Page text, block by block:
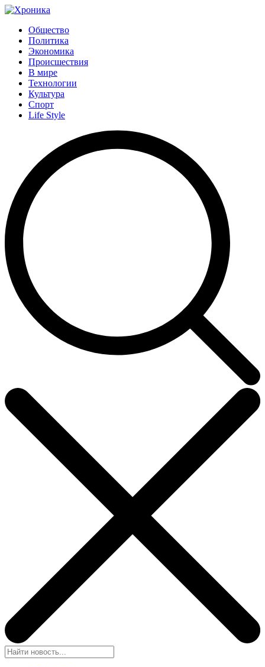
Общество
Политика
Экономика
Происшествия
В мире
Технологии
Культура
Спорт
Life Style